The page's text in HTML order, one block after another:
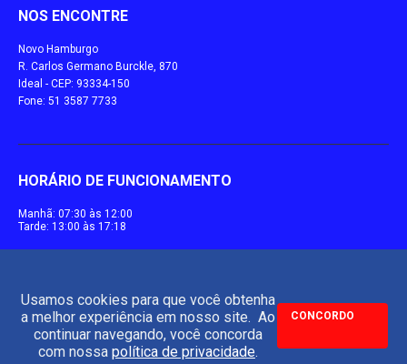
NOS ENCONTRE
Novo Hamburgo
R. Carlos Germano Burckle, 870
Ideal - CEP: 93334-150
Fone: 51 3587 7733
HORÁRIO DE FUNCIONAMENTO
Manhã: 07:30 às 12:00
Tarde: 13:00 às 17:18
Usamos cookies para que você obtenha
a melhor experiência em nosso site. Ao
continuar navegando, você concorda
com nossa política de privacidade.
CONCORDO